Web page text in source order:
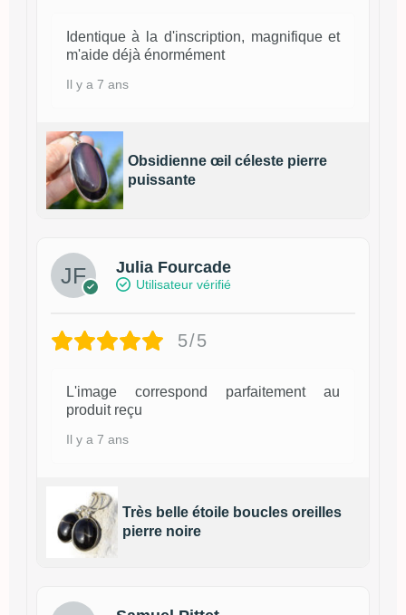
Identique à la d'inscription, magnifique et
m'aide déjà énormément
Il y a 7 ans
Obsidienne œil céleste pierre
puissante
Julia Fourcade
Utilisateur vérifié
5/5
L'image correspond parfaitement au
produit reçu
Il y a 7 ans
Très belle étoile boucles oreilles
pierre noire